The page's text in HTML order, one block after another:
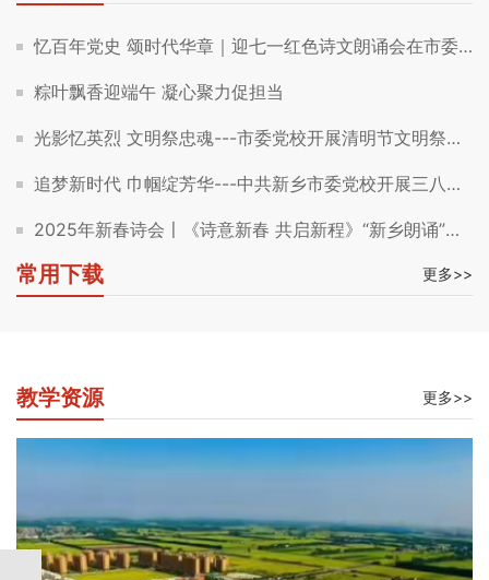
忆百年党史 颂时代华章｜迎七一红色诗文朗诵会在市委党校报告厅成功举办
粽叶飘香迎端午 凝心聚力促担当
光影忆英烈 文明祭忠魂---市委党校开展清明节文明祭扫活动
追梦新时代 巾帼绽芳华---中共新乡市委党校开展三八妇女节传统团扇制作体验活动
2025年新春诗会〡《诗意新春 共启新程》“新乡朗诵”第113期成功举办
常用下载 更多>>
教学资源 更多>>